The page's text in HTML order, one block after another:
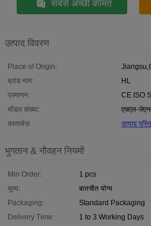
सबसे अच्छी कीमत
उत्पाद विवरण
Place of Origin:
ब्रांड नाम:
HL
प्रमाणन:
CE ISO
मॉडल संख्या:
एचएल-
दस्तावेज़:
उत्पाद
भुगतान & नौवहन नियमों
Min Order:
1 pcs
मूल्य:
बातचीत योग्य
Packaging:
Standard Packaging
Delivery Time:
1 to 3 Working Days